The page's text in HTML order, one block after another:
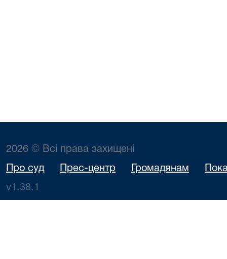
2026 © Всі права захищені
Про суд Прес-центр Громадянам
v1.38.1